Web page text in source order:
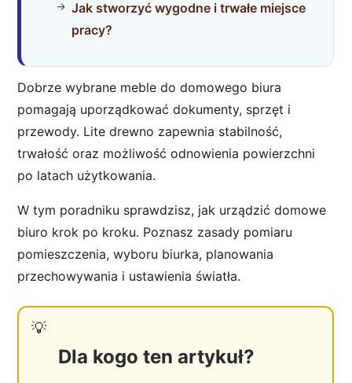
Jak stworzyć wygodne i trwałe miejsce
pracy?
Dobrze wybrane meble do domowego biura
pomagają uporządkować dokumenty, sprzęt i
przewody. Lite drewno zapewnia stabilność,
trwałość oraz możliwość odnowienia powierzchni
po latach użytkowania.
W tym poradniku sprawdzisz, jak urządzić domowe
biuro krok po kroku. Poznasz zasady pomiaru
pomieszczenia, wyboru biurka, planowania
przechowywania i ustawienia światła.
Dla kogo ten artykuł?